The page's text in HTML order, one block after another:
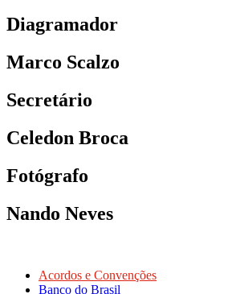
Diagramador
Marco Scalzo
Secretário
Celedon Broca
Fotógrafo
Nando Neves
Acordos e Convenções
Banco do Brasil